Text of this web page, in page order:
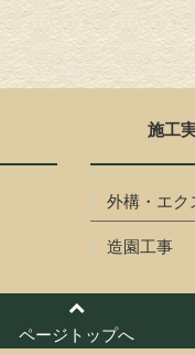
施工
外構・エク
造園工事
ページトップへ